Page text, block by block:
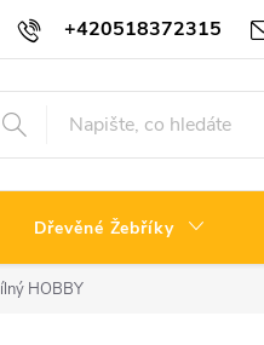
+420518372315
Reklamační řád
Dřevěné Žebříky
HOBBY